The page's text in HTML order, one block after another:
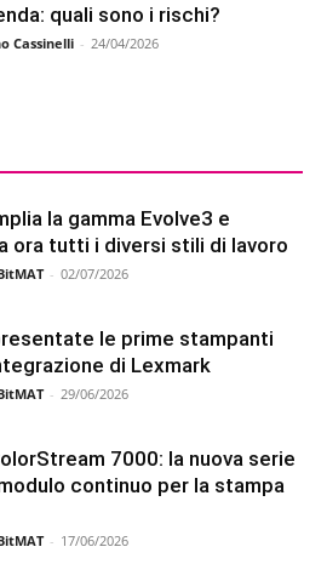
quali sono i rischi?
Cassinelli - 24/04/2026
la gamma Evolve3 e
ora tutti i diversi stili di lavoro
- 02/07/2026
le prime stampanti
di Lexmark
- 29/06/2026
7000: la nuova serie
continuo per la stampa
- 17/06/2026